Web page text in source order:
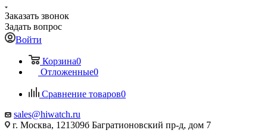
Заказать звонок
Задать вопрос
Войти
Корзина0
Отложенные0
Сравнение товаров0
sales@hiwatch.ru
г. Москва, 121309б Багратионовский пр-д, дом 7